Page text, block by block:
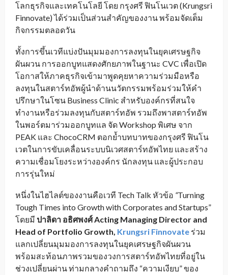
โลกธุรกิจและเทคโนโลยี โดย กรุงศรี ฟินโนเวต (Krungsri
Finnovate) ได้ร่วมเป็นส่วนสำคัญของงาน พร้อมจัดเต็ม
กิจกรรมตลอดวัน
ทั้งการขึ้นเวทีแบ่งปันมุมมองการลงทุนในยุคเศรษฐกิจ
ผันผวน การออกบูทแสดงศักยภาพในฐานะ CVC เพื่อเปิด
โอกาสให้ภาคธุรกิจเข้ามาพูดคุยหาความร่วมมือหรือ
ลงทุนในสตาร์ทอัพผู้นำด้านนวัตกรรมพร้อมร่วมให้คำ
ปรึกษาในโซน Business Clinic สำหรับองค์กรที่สนใจ
ทำงานหรือร่วมลงทุนกับสตาร์ทอัพ รวมถึงพาสตาร์ทอัพ
ในพอร์ตมาร่วมออกบูทแล จัด Workshop พิเศษ จาก
PEAK และ ChocoCRM ตอกย้ำบทบาทของกรุงศรี ฟินโน
เวตในการขับเคลื่อนระบบนิเวศสตาร์ทอัพไทย และสร้าง
ความเชื่อมโยงระหว่างองค์กร นักลงทุน และผู้ประกอบ
การรุ่นใหม่
หนึ่งในไฮไลต์ของงานคือเวที Tech Talk หัวข้อ “Turning
Tough Times into Growth with Corporates and Startups”
โดยมี ปาลิดา อธิศพงศ์Acting Managing Director and
Head of Portfolio Growth, Krungsri Finnovate ร่วม
แลกเปลี่ยนมุมมองการลงทุนในยุคเศรษฐกิจผันผวน
พร้อมสะท้อนภาพรวมของวงการสตาร์ทอัพไทยที่อยู่ใน
ช่วงเปลี่ยนผ่าน ท่ามกลางคำถามถึง “ความเงียบ” ของ